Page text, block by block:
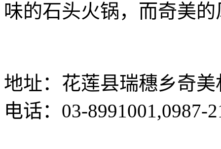
味的石头火锅，而奇美
地址：花莲县瑞穗乡奇
电话：03-8991001,0987-